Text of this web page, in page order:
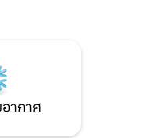
อากาศ